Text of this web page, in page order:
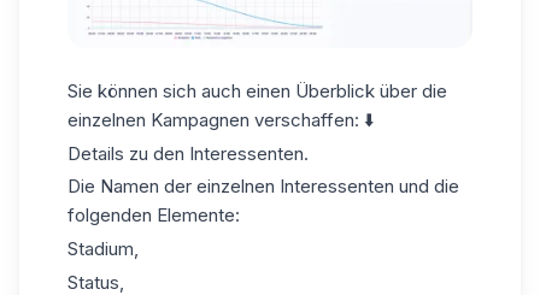
Sie können sich auch einen Überblick über die
einzelnen Kampagnen verschaffen: ⬇️
Details zu den Interessenten.
Die Namen der einzelnen Interessenten und die
folgenden Elemente:
Stadium,
Status,